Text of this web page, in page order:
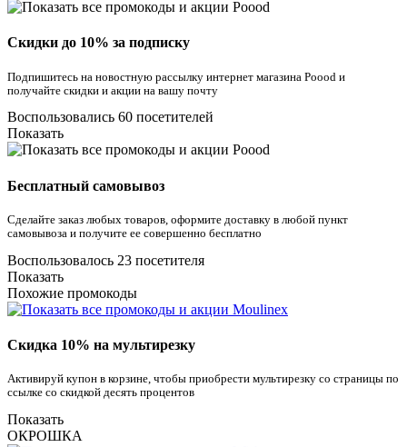
Скидки до 10% за подписку
Подпишитесь на новостную рассылку интернет магазина Poood и
получайте скидки и акции на вашу почту
Воспользовались 60 посетителей
Показать
Бесплатный самовывоз
Сделайте заказ любых товаров, оформите доставку в любой пункт
самовывоза и получите ее совершенно бесплатно
Воспользовалось 23 посетителя
Показать
Похожие промокоды
Скидка 10% на мультирезку
Активируй купон в корзине, чтобы приобрести мультирезку со страницы по
ссылке со скидкой десять процентов
Показать
ОКРОШКА